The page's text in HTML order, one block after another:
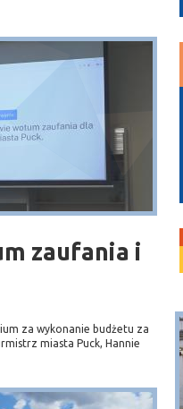
zaufania i
za wykonanie budżetu za
miasta Puck, Hannie